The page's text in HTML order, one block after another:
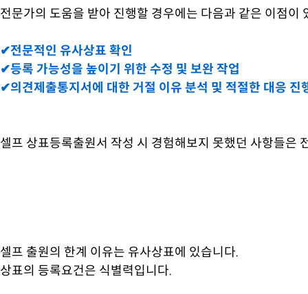
전문가의 도움을 받아 진행할 경우에는 다음과 같은 이점이
✔전문적인 유사상표 확인
✔등록 가능성을 높이기 위한 수정 및 보완 작업
✔의견제출통지서에 대한 거절 이유 분석 및 적절한 대응 진
셀프 상표등록출원서 작성 시 경험해보지 못했던 사항들은
셀프 출원의 한계 이유는 유사상표에 있습니다.
상표의 등록요건은 식별력입니다.